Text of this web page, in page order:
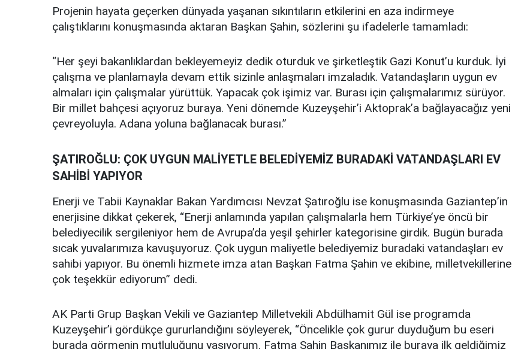
Projenin hayata geçerken dünyada yaşanan sıkıntıların etkilerini en aza indirmeye
çalıştıklarını konuşmasında aktaran Başkan Şahin, sözlerini şu ifadelerle tamamladı:
“Her şeyi bakanlıklardan bekleyemeyiz dedik oturduk ve şirketleştik Gazi Konut’u kurduk. İyi
çalışma ve planlamayla devam ettik sizinle anlaşmaları imzaladık. Vatandaşların uygun ev
almaları için çalışmalar yürüttük. Yapacak çok işimiz var. Burası için çalışmalarımız sürüyor.
Bir millet bahçesi açıyoruz buraya. Yeni dönemde Kuzeyşehir’i Aktoprak’a bağlayacağız yeni
çevreyoluyla. Adana yoluna bağlanacak burası.”
ŞATIROĞLU: ÇOK UYGUN MALİYETLE BELEDİYEMİZ BURADAKİ VATANDAŞLARI EV
SAHİBİ YAPIYOR
Enerji ve Tabii Kaynaklar Bakan Yardımcısı Nevzat Şatıroğlu ise konuşmasında Gaziantep’in
enerjisine dikkat çekerek, “Enerji anlamında yapılan çalışmalarla hem Türkiye’ye öncü bir
belediyecilik sergileniyor hem de Avrupa’da yeşil şehirler kategorisine girdik. Bugün burada
sıcak yuvalarımıza kavuşuyoruz. Çok uygun maliyetle belediyemiz buradaki vatandaşları ev
sahibi yapıyor. Bu önemli hizmete imza atan Başkan Fatma Şahin ve ekibine, milletvekillerine
çok teşekkür ediyorum” dedi.
AK Parti Grup Başkan Vekili ve Gaziantep Milletvekili Abdülhamit Gül ise programda
Kuzeyşehir’i gördükçe gururlandığını söyleyerek, “Öncelikle çok gurur duyduğum bu eseri
burada görmenin mutluluğunu yaşıyorum. Fatma Şahin Başkanımız ile buraya ilk geldiğimiz